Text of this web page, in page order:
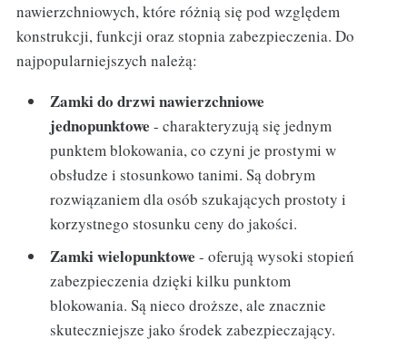
nawierzchniowych, które różnią się pod względem
konstrukcji, funkcji oraz stopnia zabezpieczenia. Do
najpopularniejszych należą:
Zamki do drzwi nawierzchniowe
jednopunktowe - charakteryzują się jednym
punktem blokowania, co czyni je prostymi w
obsłudze i stosunkowo tanimi. Są dobrym
rozwiązaniem dla osób szukających prostoty i
korzystnego stosunku ceny do jakości.
Zamki wielopunktowe - oferują wysoki stopień
zabezpieczenia dzięki kilku punktom
blokowania. Są nieco droższe, ale znacznie
skuteczniejsze jako środek zabezpieczający.